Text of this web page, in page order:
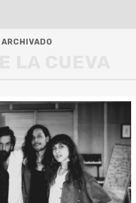
ARCHIVADO